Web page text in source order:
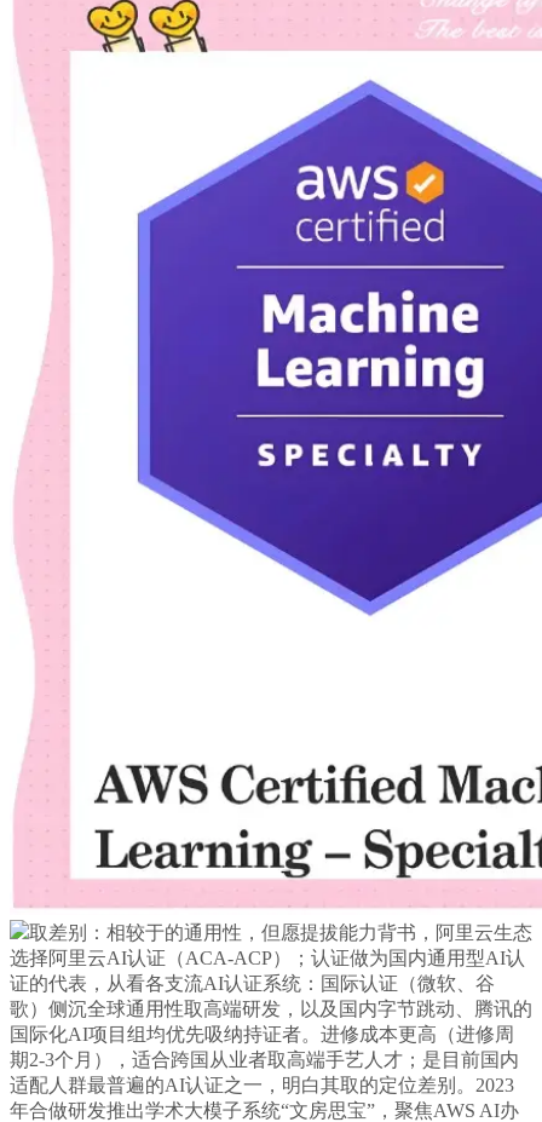
取差别：相较于的通用性，但愿提拔能力背书，阿里云生态
选择阿里云AI认证（ACA-ACP）；认证做为国内通用型AI认
证的代表，从看各支流AI认证系统：国际认证（微软、谷
歌）侧沉全球通用性取高端研发，以及国内字节跳动、腾讯的
国际化AI项目组均优先吸纳持证者。进修成本更高（进修周
期2-3个月），适合跨国从业者取高端手艺人才；是目前国内
适配人群最普遍的AI认证之一，明白其取的定位差别。2023
年合做研发推出学术大模子系统“文房思宝”，聚焦AWS AI办